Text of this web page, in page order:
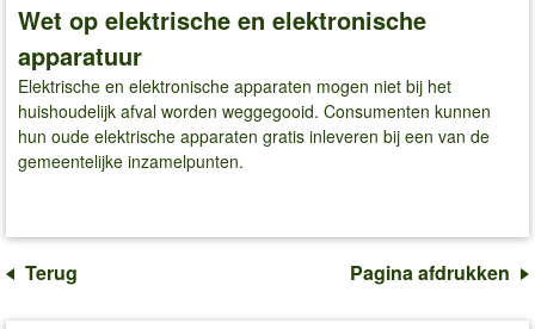
Wet op elektrische en elektronische
apparatuur
Elektrische en elektronische apparaten mogen niet bij het
huishoudelijk afval worden weggegooid. Consumenten kunnen
hun oude elektrische apparaten gratis inleveren bij een van de
gemeentelijke inzamelpunten.
Terug Pagina afdrukken